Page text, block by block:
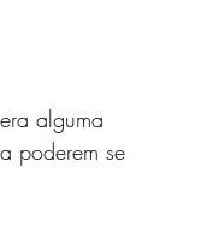
alguma
poderem se